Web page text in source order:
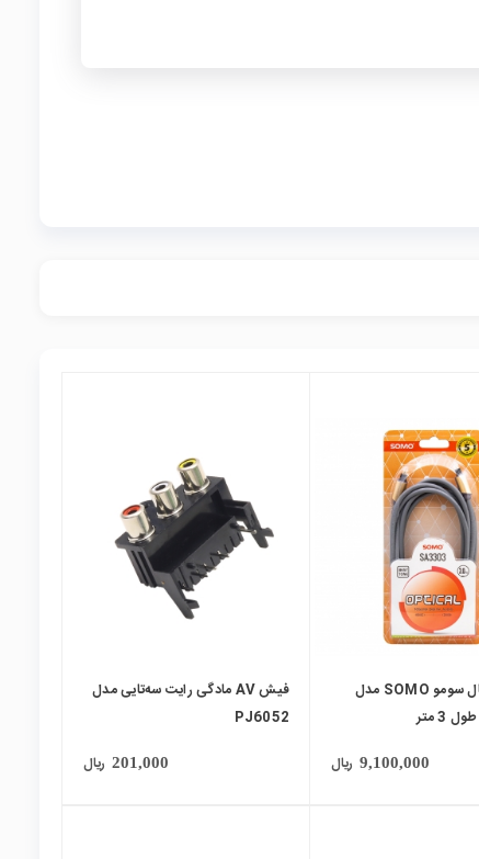
کابل اپتیکال سومو SOMO مدل
9,100,000 ریال
فیش AV مادگی رایت سه‌تایی مدل
PJ6052
201,000 ریال